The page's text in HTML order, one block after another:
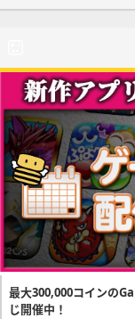
最大300,000コインの
じ開催中！